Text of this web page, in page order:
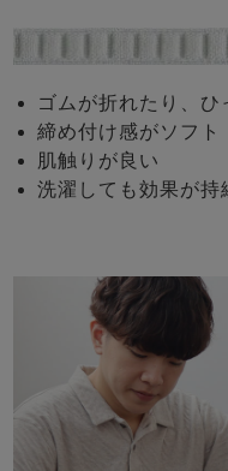
ゴムが折れたり、ひ
締め付け感がソフト
肌触りが良い
洗濯しても効果が持